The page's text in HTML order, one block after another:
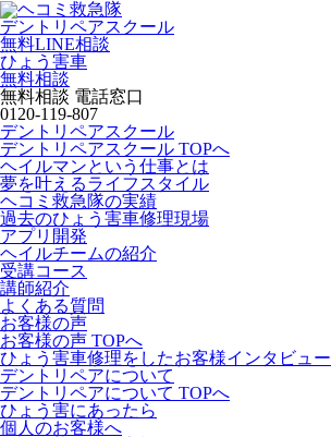
デントリペアスクール
無料LINE相談
ひょう害車
無料相談
無料相談 電話窓口
0120-119-807
デントリペアスクール
デントリペアスクール TOPへ
ヘイルマンという仕事とは
夢を叶えるライフスタイル
ヘコミ救急隊の実績
過去のひょう害車修理現場
アプリ開発
ヘイルチームの紹介
受講コース
講師紹介
よくある質問
お客様の声
お客様の声 TOPへ
ひょう害車修理をしたお客様インタビュー
デントリペアについて
デントリペアについて TOPへ
ひょう害にあったら
個人のお客様へ